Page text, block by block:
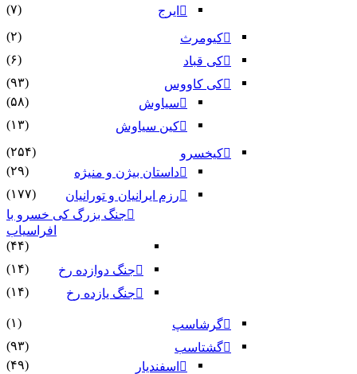
ایرج
(۷)
کیومرث
(۲)
کی قباد
(۶)
کی کاووس
(۹۳)
سیاوش
(۵۸)
کین سیاوش
(۱۳)
کیخسرو
(۲۵۴)
داستان بیژن و منیژه
(۲۹)
رزم ایرانیان و تورانیان
(۱۷۷)
جنگ بزرگ کی خسرو با
افراسیاب
(۴۴)
جنگ دوازده رخ
(۱۴)
جنگ یازده رخ
(۱۴)
گرشاسپ
(۱)
گشتاسب
(۹۳)
اسفندیار
(۴۹)